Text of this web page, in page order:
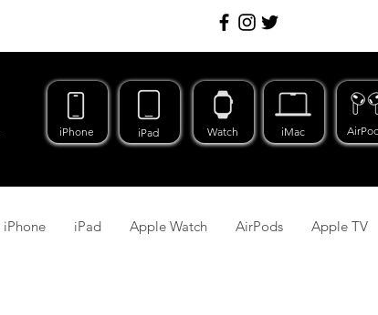
iPhone iPad Watch iMac
iPhone iPad Apple Watch AirPods Apple TV